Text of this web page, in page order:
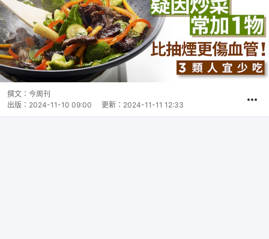
撰文： 今周刊
出版： 2024-11-10 09:00 更新： 2024-11-11 12:33